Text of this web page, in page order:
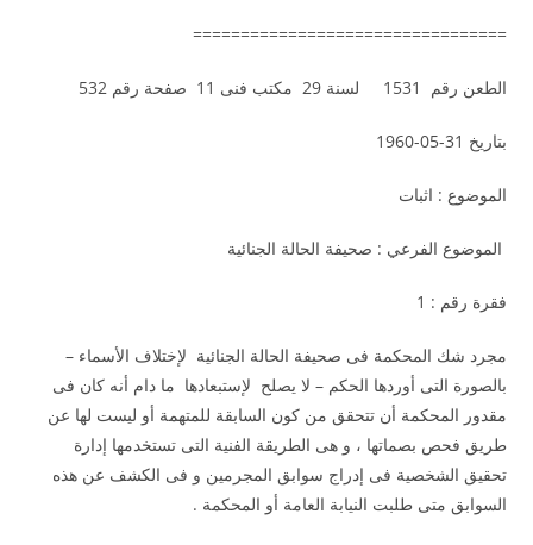
=================================
الطعن رقم 1531 لسنة 29 مكتب فنى 11 صفحة رقم 532
بتاريخ 31-05-1960
الموضوع : اثبات
الموضوع الفرعي : صحيفة الحالة الجنائية
فقرة رقم : 1
مجرد شك المحكمة فى صحيفة الحالة الجنائية لإختلاف الأسماء –
بالصورة التى أوردها الحكم – لا يصلح لإستبعادها ما دام أنه كان فى
مقدور المحكمة أن تتحقق من كون السابقة للمتهمة أو ليست لها عن
طريق فحص بصماتها ، و هى الطريقة الفنية التى تستخدمها إدارة
تحقيق الشخصية فى إدراج سوابق المجرمين و فى الكشف عن هذه
السوابق متى طلبت النيابة العامة أو المحكمة .